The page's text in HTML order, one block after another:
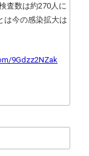
査数は約270人に
は今の感染拡大は
9Gdzz2NZak